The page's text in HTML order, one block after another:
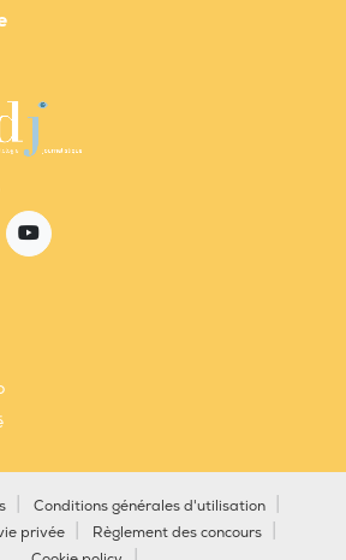
Conditions générales d'utilisation
privée
Règlement des concours